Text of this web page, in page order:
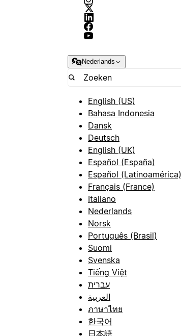
Nederlands
English (US)
Bahasa Indonesia
Dansk
Deutsch
English (UK)
Español (España)
Español (Latinoamérica)
Français (France)
Italiano
Nederlands
Norsk
Português (Brasil)
Suomi
Svenska
Tiếng Việt
עברית
العربية
ภาษาไทย
한국어
日本語